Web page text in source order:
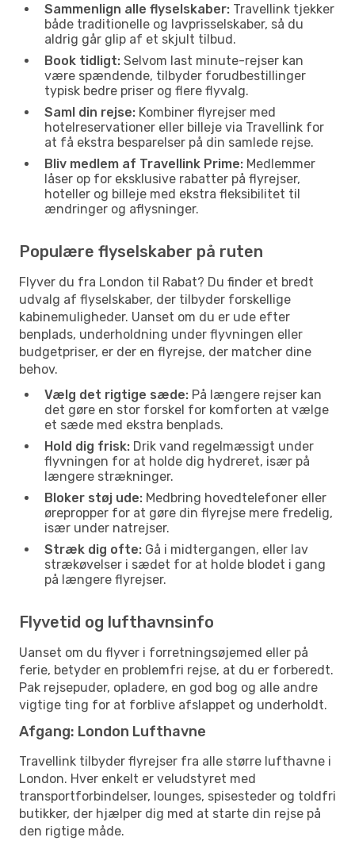
Sammenlign alle flyselskaber: Travellink tjekker
både traditionelle og lavprisselskaber, så du
aldrig går glip af et skjult tilbud.
Book tidligt: Selvom last minute-rejser kan
være spændende, tilbyder forudbestillinger
typisk bedre priser og flere flyvalg.
Saml din rejse: Kombiner flyrejser med
hotelreservationer eller billeje via Travellink for
at få ekstra besparelser på din samlede rejse.
Bliv medlem af Travellink Prime: Medlemmer
låser op for eksklusive rabatter på flyrejser,
hoteller og billeje med ekstra fleksibilitet til
ændringer og aflysninger.
Populære flyselskaber på ruten
Flyver du fra London til Rabat? Du finder et bredt
udvalg af flyselskaber, der tilbyder forskellige
kabinemuligheder. Uanset om du er ude efter
benplads, underholdning under flyvningen eller
budgetpriser, er der en flyrejse, der matcher dine
behov.
Vælg det rigtige sæde: På længere rejser kan
det gøre en stor forskel for komforten at vælge
et sæde med ekstra benplads.
Hold dig frisk: Drik vand regelmæssigt under
flyvningen for at holde dig hydreret, især på
længere strækninger.
Bloker støj ude: Medbring hovedtelefoner eller
ørepropper for at gøre din flyrejse mere fredelig,
især under natrejser.
Stræk dig ofte: Gå i midtergangen, eller lav
strækøvelser i sædet for at holde blodet i gang
på længere flyrejser.
Flyvetid og lufthavnsinfo
Uanset om du flyver i forretningsøjemed eller på
ferie, betyder en problemfri rejse, at du er forberedt.
Pak rejsepuder, opladere, en god bog og alle andre
vigtige ting for at forblive afslappet og underholdt.
Afgang: London Lufthavne
Travellink tilbyder flyrejser fra alle større lufthavne i
London. Hver enkelt er veludstyret med
transportforbindelser, lounges, spisesteder og toldfri
butikker, der hjælper dig med at starte din rejse på
den rigtige måde.